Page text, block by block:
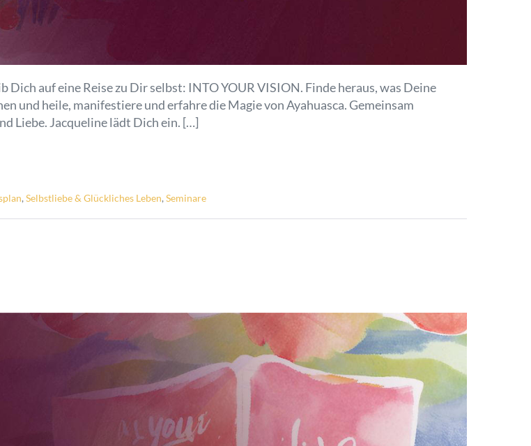
Dich auf eine Reise zu Dir selbst: INTO YOUR VISION. Finde heraus, was Deine
und heile, manifestiere und erfahre die Magie von Ayahuasca. Gemeinsam
Liebe. Jacqueline lädt Dich ein. […]
, Selbstliebe & Glückliches Leben, Seminare